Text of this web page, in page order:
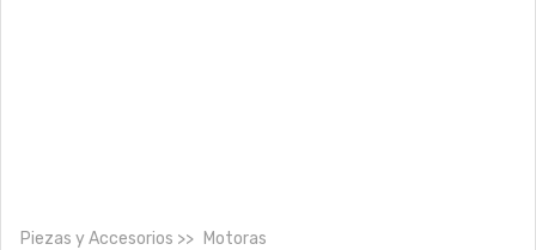
Piezas y Accesorios
Motoras